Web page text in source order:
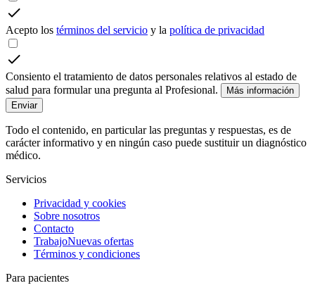
Acepto los términos del servicio y la política de privacidad
Consiento el tratamiento de datos personales relativos al estado de
salud para formular una pregunta al Profesional.
Más información
Enviar
Todo el contenido, en particular las preguntas y respuestas, es de
carácter informativo y en ningún caso puede sustituir un diagnóstico
médico.
Servicios
Privacidad y cookies
Sobre nosotros
Contacto
TrabajoNuevas ofertas
Términos y condiciones
Para pacientes